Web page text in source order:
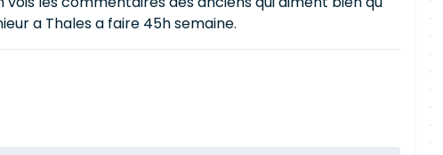
a Thales a faire 45h semaine.